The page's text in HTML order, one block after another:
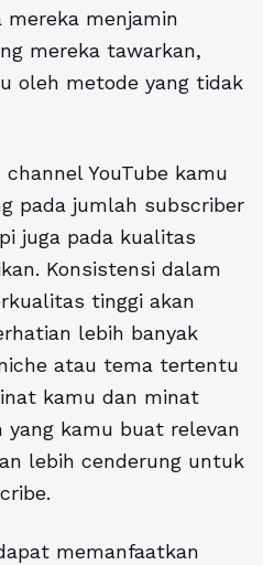
mereka menjamin
mereka tawarkan,
oleh metode yang tidak
YouTube kamu
pada jumlah subscriber
juga pada kualitas
Konsistensi dalam
tinggi akan
lebih banyak
atau tema tertentu
kamu dan minat
yang kamu buat relevan
lebih cenderung untuk
memanfaatkan